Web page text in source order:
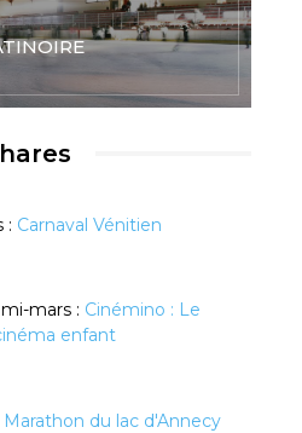
: Carnaval Vénitien
mars : Cinémino : Le
enfant
Marathon du lac d'Annecy